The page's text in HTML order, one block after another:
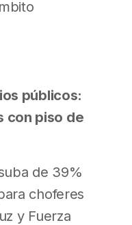
públicos:
con piso de
de 39%
choferes
y Fuerza